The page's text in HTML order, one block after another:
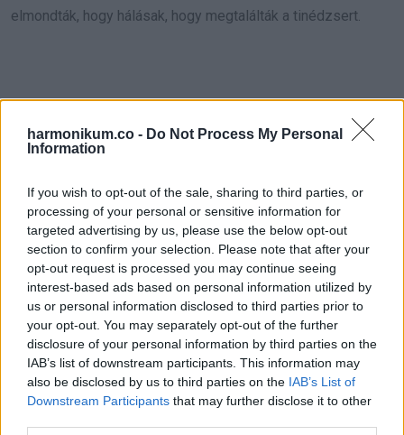
harmonikum.co - Do Not Process My Personal
Information
If you wish to opt-out of the sale, sharing to third parties, or
processing of your personal or sensitive information for
targeted advertising by us, please use the below opt-out
section to confirm your selection. Please note that after your
opt-out request is processed you may continue seeing
interest-based ads based on personal information utilized by
us or personal information disclosed to third parties prior to
your opt-out. You may separately opt-out of the further
disclosure of your personal information by third parties on the
IAB’s list of downstream participants. This information may
also be disclosed by us to third parties on the IAB’s List of
Downstream Participants that may further disclose it to other
elmondták, hogy hálásak, hogy megtalálták a tinédzsert.